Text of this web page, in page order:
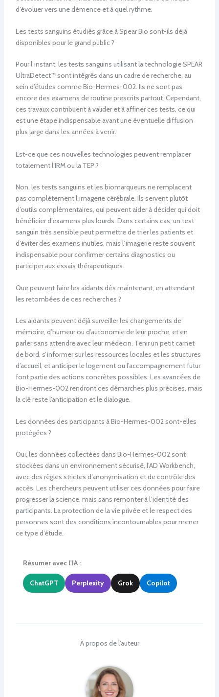
d’évoluer vers une démence et à quel rythme.
Les tests sanguins étudiés grâce à Spear Bio sont-ils déjà
disponibles pour le grand public ?
Pour l’instant, les tests sanguins utilisant la technologie SPEAR
UltraDetect™ sont intégrés dans un cadre de recherche, au
sein d’études comme Bio-Hermes-002. Ils ne sont pas
encore des examens de routine prescrits partout. Cependant,
ces travaux contribuent à valider et à affiner ces tests, ce qui
est une étape indispensable avant une éventuelle diffusion
plus large dans les années à venir.
Est-ce que ces nouvelles technologies peuvent remplacer
totalement l’IRM ou la TEP ?
Non, les tests sanguins et les biomarqueurs ne remplacent
pas complètement l’imagerie cérébrale. Ils servent plutôt
d’outils complémentaires, qui peuvent aider à décider qui doit
bénéficier d’examens plus lourds. Dans certains cas, un test
sanguin très sensible peut permettre de trier les patients et
d’éviter des examens inutiles, mais l’imagerie reste souvent
indispensable pour confirmer certains diagnostics ou
participer aux essais thérapeutiques.
Que peuvent faire les aidants dès maintenant, en attendant
les retombées de ces recherches ?
Les aidants peuvent déjà surveiller les changements de
mémoire, d’humeur ou d’autonomie de leur proche, et en
parler sans attendre avec leur médecin. Tenir un petit carnet
de bord, s’informer sur les ressources locales et les structures
d’accueil, et anticiper le logement ou l’accompagnement futur
font partie des actions concrètes possibles. Les avancées de
Bio-Hermes-002 rendront ces démarches plus précises, mais
la clé reste l’anticipation et le dialogue.
Les données des participants à Bio-Hermes-002 sont-elles
protégées ?
Oui, les données collectées dans Bio-Hermes-002 sont
stockées dans un environnement sécurisé, l’AD Workbench,
avec des règles strictes d’anonymisation et de contrôle des
accès. Les chercheurs peuvent utiliser ces données pour faire
progresser la science, mais sans remonter à l’identité des
participants. La protection de la vie privée et le respect des
personnes sont des conditions incontournables pour mener
ce type d’étude.
Résumer avec l'IA :
ChatGPT Perplexity Grok Copilot
À propos de l'auteur